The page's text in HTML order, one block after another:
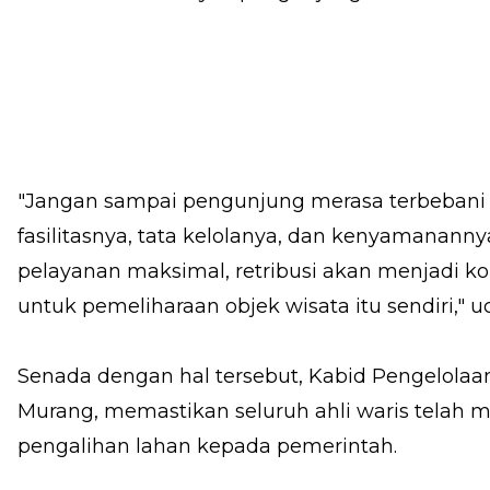
"Jangan sampai pengunjung merasa
fasilitasnya, tata kelolanya, dan
pelayanan maksimal, retribusi akan menjadi
untuk pemeliharaan objek wisata itu sendiri,"
Senada dengan hal tersebut, Kabid
Murang, memastikan seluruh ahli waris telah
pengalihan lahan kepada pemerintah.